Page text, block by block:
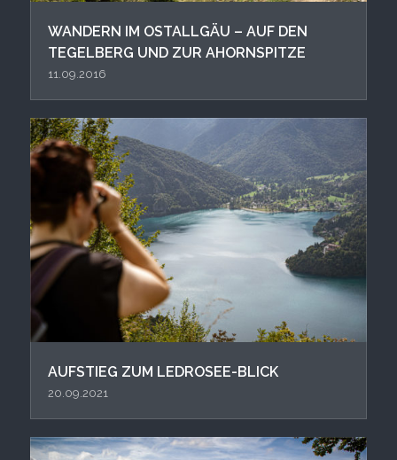
WANDERN IM OSTALLGÄU – AUF DEN
TEGELBERG UND ZUR AHORNSPITZE
11.09.2016
AUFSTIEG ZUM LEDROSEE-BLICK
20.09.2021